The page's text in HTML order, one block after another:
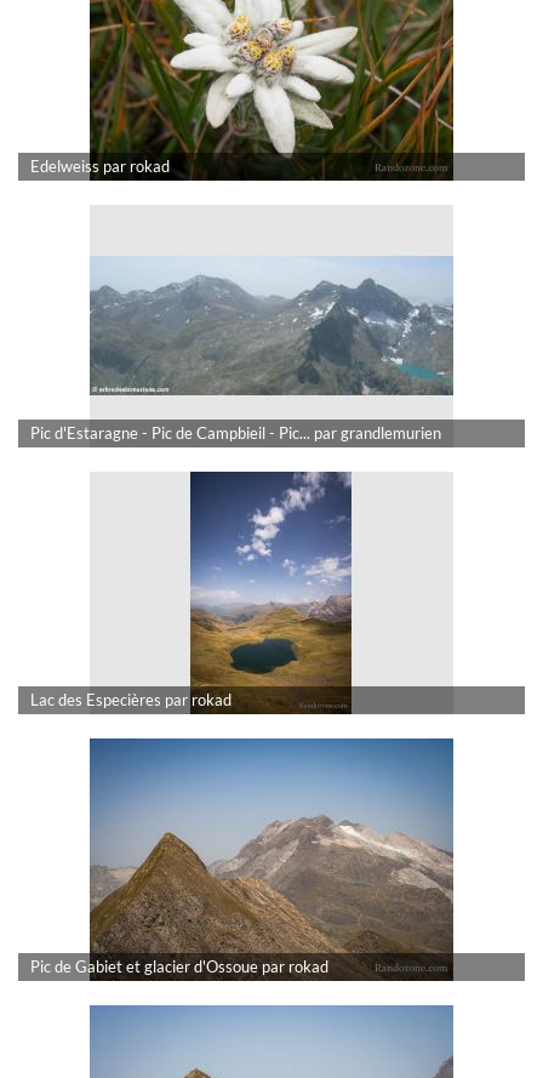
Edelweiss par rokad
Pic d'Estaragne - Pic de Campbieil - Pic... par grandlemurien
Lac des Especières par rokad
Pic de Gabiet et glacier d'Ossoue par rokad